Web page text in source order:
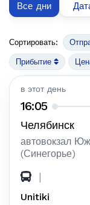
Все дни
Сортировать:
Прибытие
в этот день
16:05
Челябинск
автовокзал
(Синегорье)
|
Unitiki